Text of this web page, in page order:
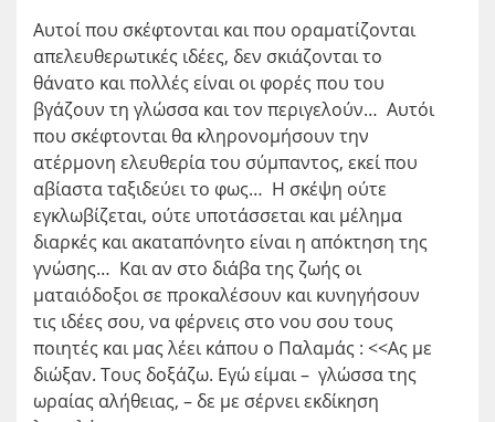
Αυτοί που σκέφτονται και που οραματίζονται
απελευθερωτικές ιδέες, δεν σκιάζονται το
θάνατο και πολλές είναι οι φορές που του
βγάζουν τη γλώσσα και τον περιγελούν… Αυτόι
που σκέφτονται θα κληρονομήσουν την
ατέρμονη ελευθερία του σύμπαντος, εκεί που
αβίαστα ταξιδεύει το φως… Η σκέψη ούτε
εγκλωβίζεται, ούτε υποτάσσεται και μέλημα
διαρκές και ακαταπόνητο είναι η απόκτηση της
γνώσης… Και αν στο διάβα της ζωής οι
ματαιόδοξοι σε προκαλέσουν και κυνηγήσουν
τις ιδέες σου, να φέρνεις στο νου σου τους
ποιητές και μας λέει κάπου ο Παλαμάς : <<Ας με
διώξαν. Τους δοξάζω. Εγώ είμαι – γλώσσα της
ωραίας αλήθειας, – δε με σέρνει εκδίκηση